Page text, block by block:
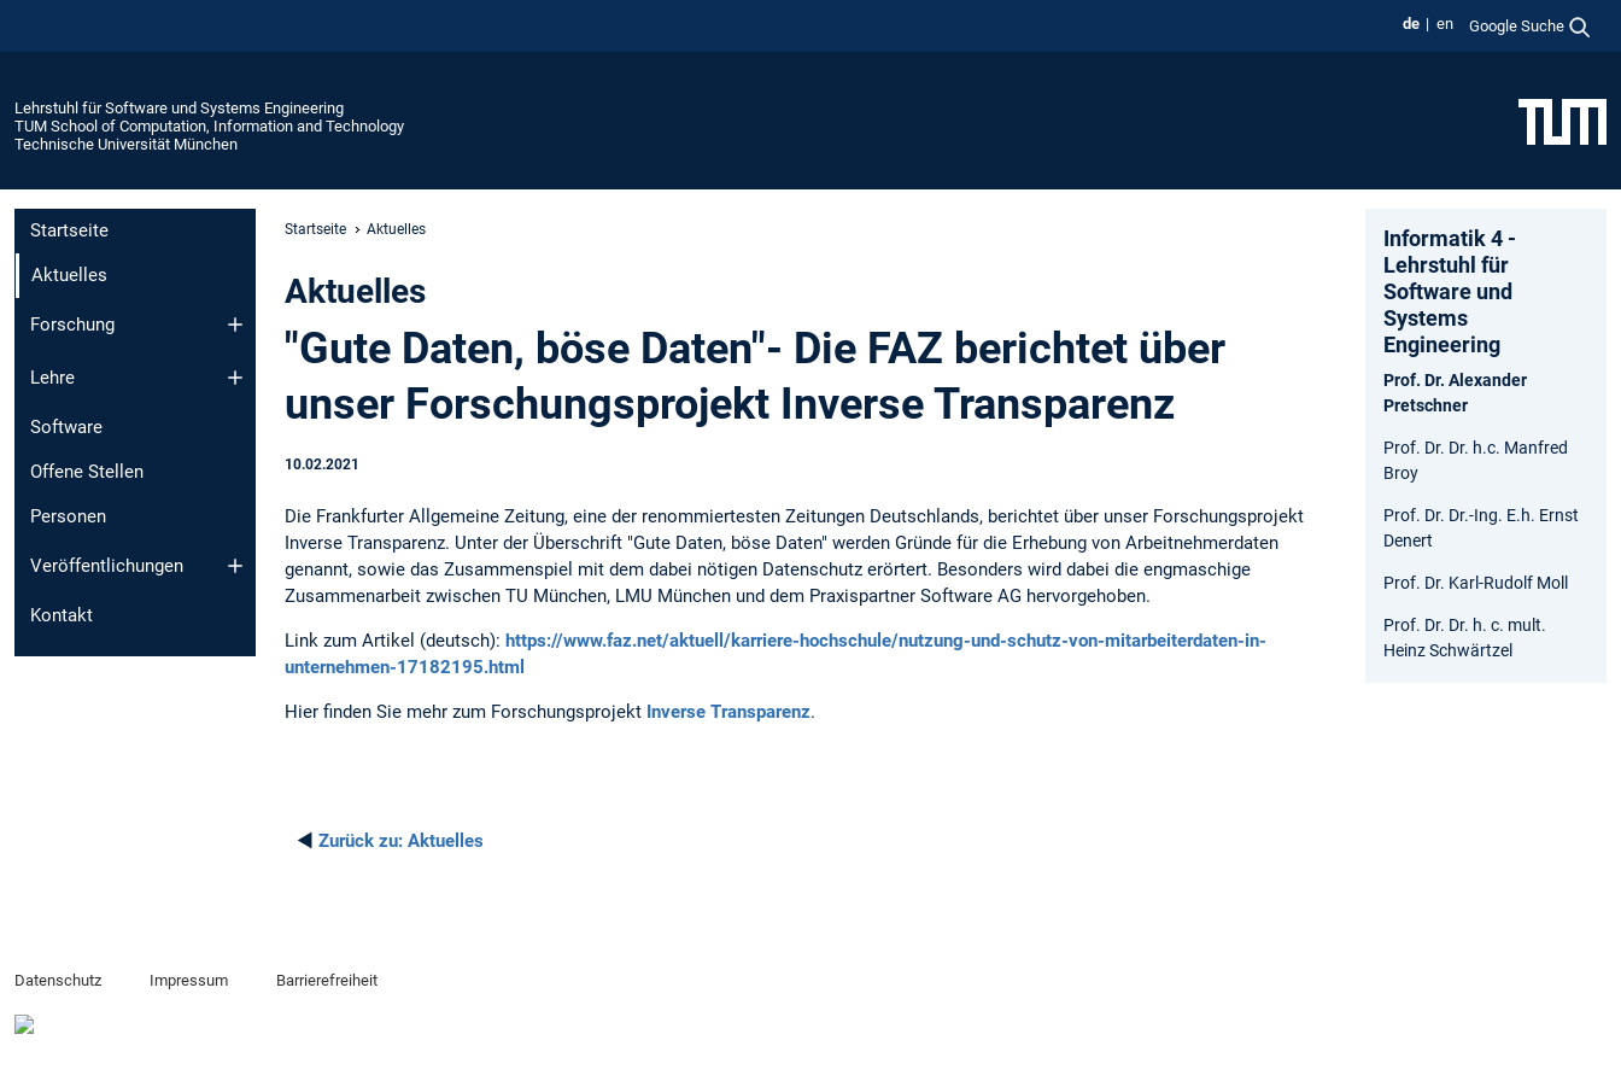
de en Google Suche
Lehrstuhl für Software und Systems Engineering
TUM School of Computation, Information and Technology
Technische Universität München
Startseite
Aktuelles
Forschung
Lehre
Software
Offene Stellen
Personen
Veröffentlichungen
Kontakt
Startseite Aktuelles
Aktuelles
"Gute Daten, böse Daten"- Die FAZ berichtet über
unser Forschungsprojekt Inverse Transparenz
10.02.2021
Die Frankfurter Allgemeine Zeitung, eine der renommiertesten Zeitungen Deutschlands, berichtet über unser Forschungsprojekt
Inverse Transparenz. Unter der Überschrift "Gute Daten, böse Daten" werden Gründe für die Erhebung von Arbeitnehmerdaten
genannt, sowie das Zusammenspiel mit dem dabei nötigen Datenschutz erörtert. Besonders wird dabei die engmaschige
Zusammenarbeit zwischen TU München, LMU München und dem Praxispartner Software AG hervorgehoben.
Link zum Artikel (deutsch): https://www.faz.net/aktuell/karriere-hochschule/nutzung-und-schutz-von-mitarbeiterdaten-in-
unternehmen-17182195.html
Hier finden Sie mehr zum Forschungsprojekt Inverse Transparenz.
◄ Zurück zu: Aktuelles
Informatik 4 -
Lehrstuhl für
Software und
Systems
Engineering
Prof. Dr. Alexander
Pretschner
Prof. Dr. Dr. h.c. Manfred
Broy
Prof. Dr. Dr.-Ing. E.h. Ernst
Denert
Prof. Dr. Karl-Rudolf Moll
Prof. Dr. Dr. h. c. mult.
Heinz Schwärtzel
Datenschutz Impressum Barrierefreiheit